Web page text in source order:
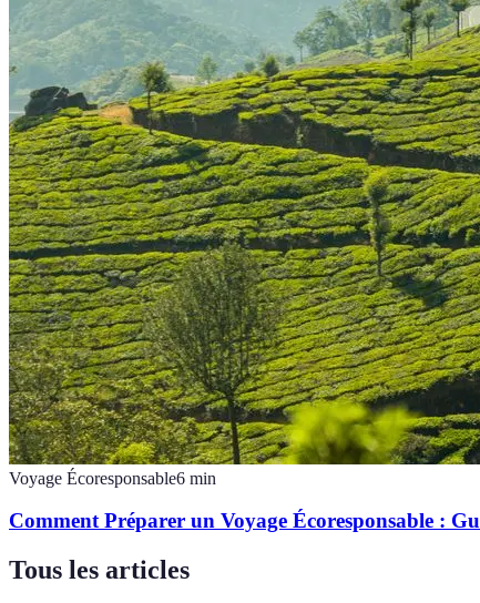
Voyage Écoresponsable6 min
Comment Préparer un Voyage Écoresponsable :
Tous les articles